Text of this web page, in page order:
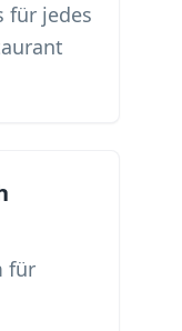
für jedes
für